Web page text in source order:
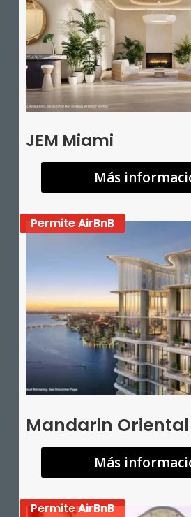
JEM Miami
Más
Permite AirBnB
Mandarin Oriental
Más
Permite AirBnB